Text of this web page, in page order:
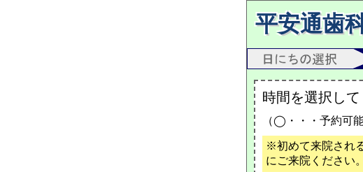
平安通歯
時間を選択して
（◯・・・予約
※初めて来院され
にご来院ください。